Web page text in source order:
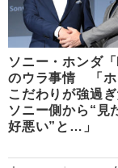
ソニー・ホンダ
のウラ事情 「ホ
こだわりが強過ぎ
ソニー側から“見
好悪い”と…」